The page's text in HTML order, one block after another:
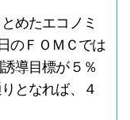
めたエコノミ
のＦＯＭＣでは
導目標が５％
となれば、４